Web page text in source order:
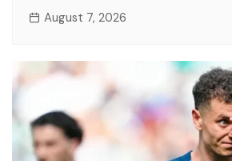
August 7, 2026